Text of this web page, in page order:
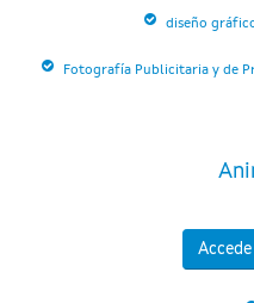
diseño
Fotografía Publicitaria y de